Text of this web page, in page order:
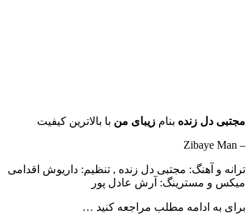
مجتبی دل زنده بنام زیبای من با بالاترین کیفیت
– Zibaye Man
ترانه و آهنگ: مجتبی دل زنده , تنظیم: داریوش اقدامی
میکس و مسترینگ: آرش عادل پور
برای به ادامه مطلب مراجعه کنید …